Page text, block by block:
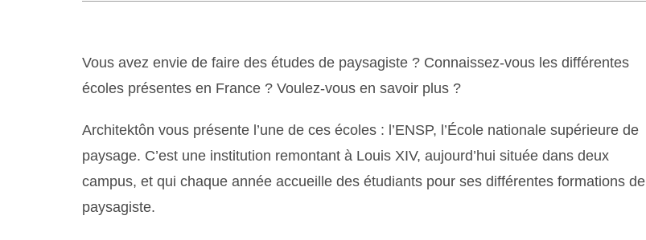
Vous avez envie de faire des études de paysagiste ? Connaissez-vous les différentes
écoles présentes en France ? Voulez-vous en savoir plus ?
Architektôn vous présente l’une de ces écoles : l’ENSP, l’École nationale supérieure de
paysage. C’est une institution remontant à Louis XIV, aujourd’hui située dans deux
campus, et qui chaque année accueille des étudiants pour ses différentes formations de
paysagiste.